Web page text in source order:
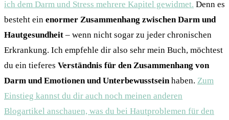
ich dem Darm und Stress mehrere Kapitel gewidmet. Denn es
besteht ein enormer Zusammenhang zwischen Darm und
Hautgesundheit – wenn nicht sogar zu jeder chronischen
Erkrankung. Ich empfehle dir also sehr mein Buch, möchtest
du ein tieferes Verständnis für den Zusammenhang von
Darm und Emotionen und Unterbewusstseinhaben. Zum
Einstieg kannst du dir auch noch meinen anderen
Blogartikel anschauen, was du bei Hautproblemen für den